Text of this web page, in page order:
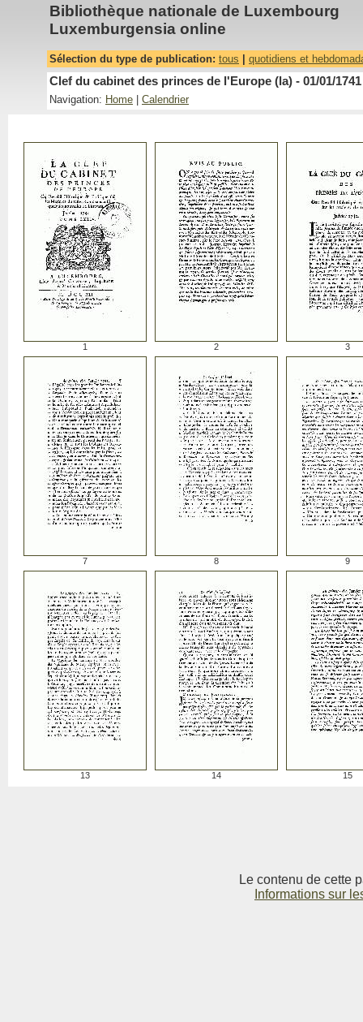
Bibliothèque nationale de Luxembourg
Luxemburgensia online
Sélection du type de publication: tous quotidiens et
Clef du cabinet des princes de l'Europe (la) - 01/01/1741
Navigation: Home Calendrier
1 2 3
7 8 9
13 14 15
Le contenu de cette
Informations sur